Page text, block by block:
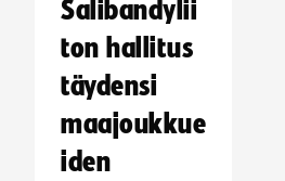
Salibandylii
ton hallitus
täydensi
maajoukkue
iden